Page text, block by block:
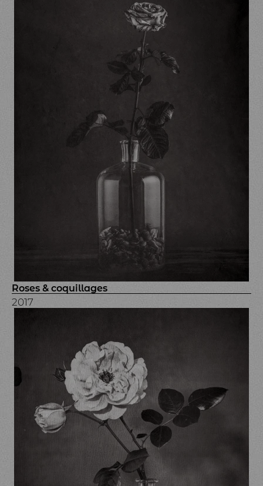
Roses & coquillages
2017